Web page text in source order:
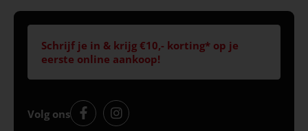
Schrijf je in & krijg €10,- korting* op je
eerste online aankoop!
Volg ons